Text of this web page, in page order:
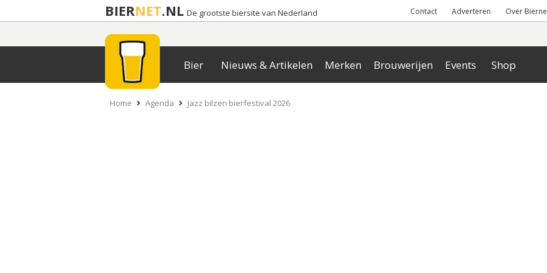
BIERNET.NL De grootste biersite van Nederland Contact Adverteren Over
Bier Nieuws & Artikelen Merken Brouwerijen Events Shop
Home Agenda Jazz bilzen bierfestival 2026